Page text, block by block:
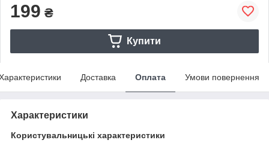
199 ₴
Купити
Доставка Оплата Умови повернення
Характеристики
Користувальницькі характеристики